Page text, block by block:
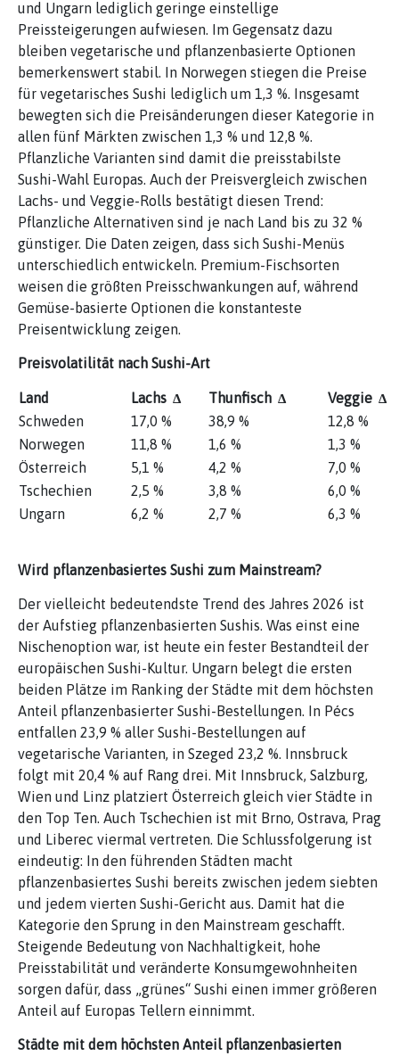
und Ungarn lediglich geringe einstellige
Preissteigerungen aufwiesen. Im Gegensatz dazu
bleiben vegetarische und pflanzenbasierte Optionen
bemerkenswert stabil. In Norwegen stiegen die Preise
für vegetarisches Sushi lediglich um 1,3 %. Insgesamt
bewegten sich die Preisänderungen dieser Kategorie in
allen fünf Märkten zwischen 1,3 % und 12,8 %.
Pflanzliche Varianten sind damit die preisstabilste
Sushi-Wahl Europas. Auch der Preisvergleich zwischen
Lachs- und Veggie-Rolls bestätigt diesen Trend:
Pflanzliche Alternativen sind je nach Land bis zu 32 %
günstiger. Die Daten zeigen, dass sich Sushi-Menüs
unterschiedlich entwickeln. Premium-Fischsorten
weisen die größten Preisschwankungen auf, während
Gemüse-basierte Optionen die konstanteste
Preisentwicklung zeigen.
Preisvolatilität nach Sushi-Art
Land Lachs Δ Thunfisch Δ Veggie Δ
Schweden 17,0 % 38,9 %
12,8 %
Norwegen
11,8 % 1,6 %
1,3 %
Österreich
5,1 % 4,2 %
7,0 %
Tschechien
2,5 % 3,8 %
6,0 %
Ungarn
6,2 % 2,7 % 6,3 %
Wird pflanzenbasiertes Sushi zum Mainstream?
Der vielleicht bedeutendste Trend des Jahres 2026 ist
der Aufstieg pflanzenbasierten Sushis. Was einst eine
Nischenoption war, ist heute ein fester Bestandteil der
europäischen Sushi-Kultur. Ungarn belegt die ersten
beiden Plätze im Ranking der Städte mit dem höchsten
Anteil pflanzenbasierter Sushi-Bestellungen. In Pécs
entfallen 23,9 % aller Sushi-Bestellungen auf
vegetarische Varianten, in Szeged 23,2 %. Innsbruck
folgt mit 20,4 % auf Rang drei. Mit Innsbruck, Salzburg,
Wien und Linz platziert Österreich gleich vier Städte in
den Top Ten. Auch Tschechien ist mit Brno, Ostrava, Prag
und Liberec viermal vertreten. Die Schlussfolgerung ist
eindeutig: In den führenden Städten macht
pflanzenbasiertes Sushi bereits zwischen jedem siebten
und jedem vierten Sushi-Gericht aus. Damit hat die
Kategorie den Sprung in den Mainstream geschafft.
Steigende Bedeutung von Nachhaltigkeit, hohe
Preisstabilität und veränderte Konsumgewohnheiten
sorgen dafür, dass „grünes“ Sushi einen immer größeren
Anteil auf Europas Tellern einnimmt.
Städte mit dem höchsten Anteil pflanzenbasierten